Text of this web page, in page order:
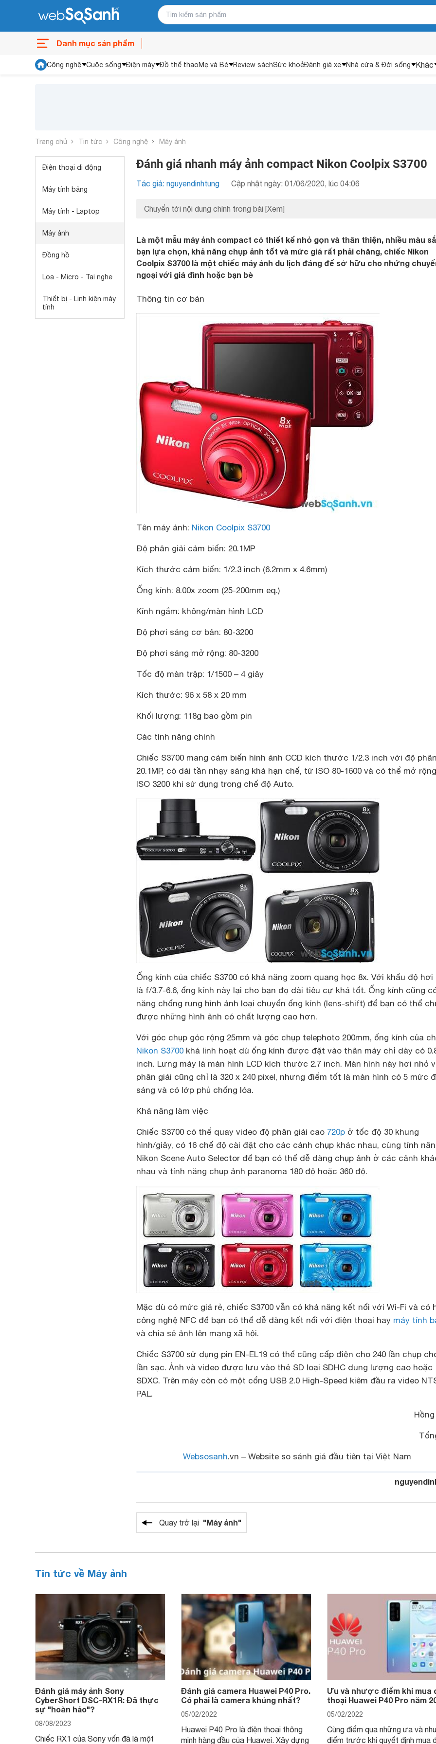
Danh mục sản phẩm
Công nghệ Cuộc sống Điện máy Đồ thể thaoMẹ và Bé Review sáchSức khoẻĐánh giá xe Nhà cửa & Đời sống Khác
Trang chủ Tin tức Công nghệ Máy ảnh
Điện thoại di động
Máy tính bảng
Máy tính - Laptop
Máy ảnh
Đồng hồ
Loa - Micro - Tai nghe
Thiết bị - Linh kiện máy
tính
Đánh giá nhanh máy ảnh compact Nikon Coolpix S3700
Tác giả: nguyendinhtung Cập nhật ngày: 01/06/2020, lúc 04:06
Chuyển tới nội dung chính trong bài [Xem]
Là một mẫu máy ảnh compact có thiết kế nhỏ gọn và thân thiện, nhiều màu
bạn lựa chọn, khả năng chụp ảnh tốt và mức giá rất phải chăng, chiếc Nikon
Coolpix S3700 là một chiếc máy ảnh du lịch đáng để sở hữu cho nhứng
ngoại với giá đình hoặc bạn bè
Thông tin cơ bản
Tên máy ảnh: Nikon Coolpix S3700
Độ phân giải cảm biến: 20.1MP
Kích thước cảm biến: 1/2.3 inch (6.2mm x 4.6mm)
Ống kính: 8.00x zoom (25-200mm eq.)
Kính ngắm: không/màn hình LCD
Độ phơi sáng cơ bản: 80-3200
Độ phơi sáng mở rộng: 80-3200
Tốc độ màn trập: 1/1500 – 4 giây
Kích thước: 96 x 58 x 20 mm
Khối lượng: 118g bao gồm pin
Các tính năng chính
Chiếc S3700 mang cảm biến hình ảnh CCD kích thước 1/2.3 inch với độ
20.1MP, có dải tần nhạy sáng khá hạn chế, từ ISO 80-1600 và có thể mở
ISO 3200 khi sử dụng trong chế độ Auto.
Ống kính của chiếc S3700 có khả năng zoom quang học 8x. Với khẩu độ hơi
là f/3.7-6.6, ống kính này lại cho bạn đọ dài tiêu cự khá tốt. Ống kính cũng
năng chống rung hình ảnh loại chuyển ống kính (lens-shift) để bạn có thể
được những hình ảnh có chất lượng cao hơn.
Với góc chụp góc rộng 25mm và góc chụp telephoto 200mm, ống kính của
Nikon S3700 khá linh hoạt dù ống kính được đặt vào thân máy chỉ dày có
inch. Lưng máy là màn hình LCD kích thước 2.7 inch. Màn hình này hơi nhỏ
phân giải cũng chỉ là 320 x 240 pixel, nhưng điểm tốt là màn hình có 5 mức
sáng và có lớp phủ chống lóa.
Khả năng làm việc
Chiếc S3700 có thể quay video độ phân giải cao 720p ở tốc độ 30 khung
hình/giây, có 16 chế độ cài đặt cho các cảnh chụp khác nhau, cùng tính
Nikon Scene Auto Selector để bạn có thể dễ dàng chụp ảnh ở các cảnh
nhau và tính năng chụp ảnh paranoma 180 độ hoặc 360 độ.
Mặc dù có mức giá rẻ, chiếc S3700 vẫn có khả năng kết nối với Wi-Fi và có
công nghệ NFC để bạn có thể dễ dàng kết nối với điện thoại hay máy tính
và chia sẻ ảnh lên mạng xã hội.
Chiếc S3700 sử dụng pin EN-EL19 có thể cũng cấp điện cho 240 lần chụp
lần sạc. Ảnh và video được lưu vào thẻ SD loại SDHC dung lượng cao hoặc
SDXC. Trên máy còn có một cổng USB 2.0 High-Speed kiêm đầu ra video
PAL.
Websosanh.vn – Website so sánh giá đầu tiên tại Việt Nam
Quay trở lại "Máy ảnh"
Tin tức về Máy ảnh
Đánh giá máy ảnh Sony
CyberShort DSC-RX1R: Đã thực
sự "hoàn hảo"?
08/08/2023
Chiếc RX1 của Sony vốn đã là một
Đánh giá camera Huawei P40 Pro.
Có phải là camera khủng nhất?
05/02/2022
Huawei P40 Pro là điện thoại thông
minh hàng đầu của Huawei. Xây dựng
Ưu và nhược điểm khi mua
thoại Huawei P40 Pro năm
05/02/2022
Cùng điểm qua những ưa và
điểm trước khi quyết định mua